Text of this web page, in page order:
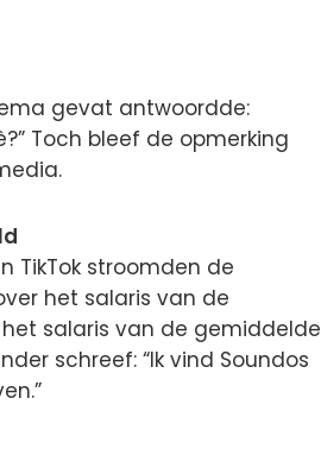
gevat antwoordde:
Toch bleef de opmerking
TikTok stroomden de
het salaris van de
salaris van de gemiddelde
schreef: “Ik vind Soundos